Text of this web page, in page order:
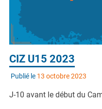
CIZ U15 2023
Publié le 13 octobre 2023
J-10 avant le début du